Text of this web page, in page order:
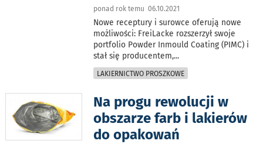
ponad rok temu 06.10.2021
Nowe receptury i surowce oferują nowe
możliwości: FreiLacke rozszerzył swoje
portfolio Powder Inmould Coating (PIMC) i
stał się producentem,...
LAKIERNICTWO PROSZKOWE
Na progu rewolucji w
obszarze farb i lakierów
do opakowań